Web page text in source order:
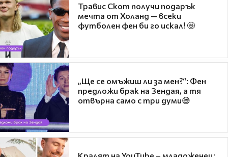
Травис Скот получи подарък
мечта от Холанд — всеки
футболен фен би го искал! 🤩
„Ще се омъжиш ли за мен?“: Фен
предложи брак на Зендая, а тя
отвърна само с три думи😅